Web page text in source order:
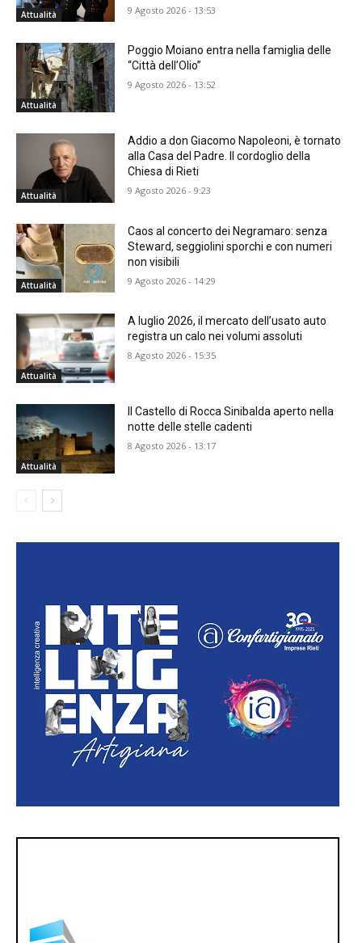
Attualità 9 Agosto 2026 - 13:53
Attualità
Poggio Moiano entra nella famiglia delle
“Città dell’Olio”
9 Agosto 2026 - 13:52
Attualità
Addio a don Giacomo Napoleoni, è tornato
alla Casa del Padre. Il cordoglio della
Chiesa di Rieti
9 Agosto 2026 - 9:23
Attualità
Caos al concerto dei Negramaro: senza
Steward, seggiolini sporchi e con numeri
non visibili
9 Agosto 2026 - 14:29
Attualità
A luglio 2026, il mercato dell’usato auto
registra un calo nei volumi assoluti
8 Agosto 2026 - 15:35
Attualità
Il Castello di Rocca Sinibalda aperto nella
notte delle stelle cadenti
8 Agosto 2026 - 13:17